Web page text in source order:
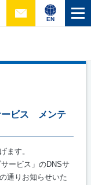
EN
ービス メンテ
ます。
ービス」のDNSサ
通りお知らせいた